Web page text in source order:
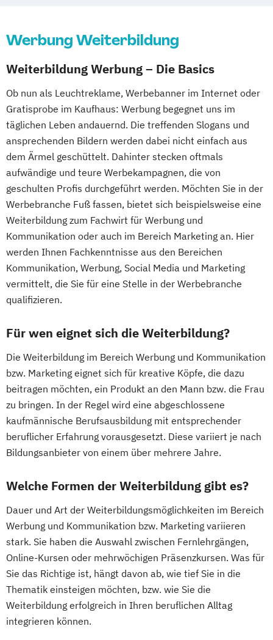
Werbung Weiterbildung
Weiterbildung Werbung – Die Basics
Ob nun als Leuchtreklame, Werbebanner im Internet oder
Gratisprobe im Kaufhaus: Werbung begegnet uns im
täglichen Leben andauernd. Die treffenden Slogans und
ansprechenden Bildern werden dabei nicht einfach aus
dem Ärmel geschüttelt. Dahinter stecken oftmals
aufwändige und teure Werbekampagnen, die von
geschulten Profis durchgeführt werden. Möchten Sie in der
Werbebranche Fuß fassen, bietet sich beispielsweise eine
Weiterbildung zum Fachwirt für Werbung und
Kommunikation oder auch im Bereich Marketing an. Hier
werden Ihnen Fachkenntnisse aus den Bereichen
Kommunikation, Werbung, Social Media und Marketing
vermittelt, die Sie für eine Stelle in der Werbebranche
qualifizieren.
Für wen eignet sich die Weiterbildung?
Die Weiterbildung im Bereich Werbung und Kommunikation
bzw. Marketing eignet sich für kreative Köpfe, die dazu
beitragen möchten, ein Produkt an den Mann bzw. die Frau
zu bringen. In der Regel wird eine abgeschlossene
kaufmännische Berufsausbildung mit entsprechender
beruflicher Erfahrung vorausgesetzt. Diese variiert je nach
Bildungsanbieter von einem über mehrere Jahre.
Welche Formen der Weiterbildung gibt es?
Dauer und Art der Weiterbildungsmöglichkeiten im Bereich
Werbung und Kommunikation bzw. Marketing variieren
stark. Sie haben die Auswahl zwischen Fernlehrgängen,
Online-Kursen oder mehrwöchigen Präsenzkursen. Was für
Sie das Richtige ist, hängt davon ab, wie tief Sie in die
Thematik einsteigen möchten, bzw. wie Sie die
Weiterbildung erfolgreich in Ihren beruflichen Alltag
integrieren können.